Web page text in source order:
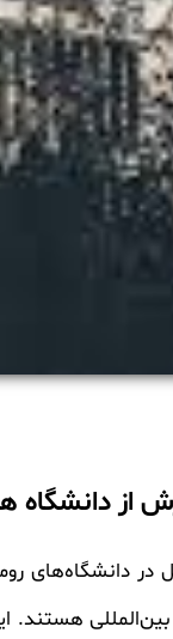
از دانشگاه
در دانشگاه‌های
بین‌المللی